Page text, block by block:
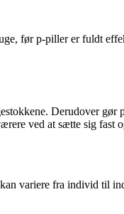
før p-piller er fuldt
Derudover
ved at sætte sig fast
variere fra individ til